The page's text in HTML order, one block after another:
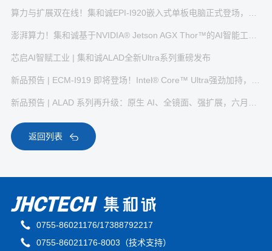
算力与扩展双在线！集和诚EPI-I920嵌入式单板电脑正式登场，解锁人机交互与边缘AI部署新体验
澎湃算力！集和诚基于NVIDIA® Jetson AGX Thor™的AI智能工作站BRAV-7138正式发布
芯启AI智赋工业 | 集和诚ALAD全新Ultra系列重磅发布
新品预告 | ECM-I919 即将登场！Intel® Core™ Ultra强劲加持，7月见~
新品预告 | ALAD 系列再升级：原生 AI、全镜面、强扩展，六月中旬见
返回列表
0755-86021176/17388792217
0755-86021176-8003（技术支持）